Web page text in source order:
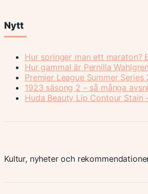
Nytt
Hur springer man ett
Hur gammal är Pernilla
Premier League Summer
1923 säsong 2 – så många
Huda Beauty Lip Contour Stain
Kultur, nyheter och